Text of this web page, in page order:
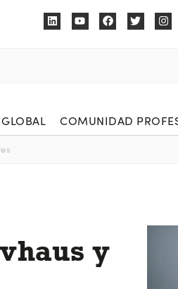
COMUNIDAD
y